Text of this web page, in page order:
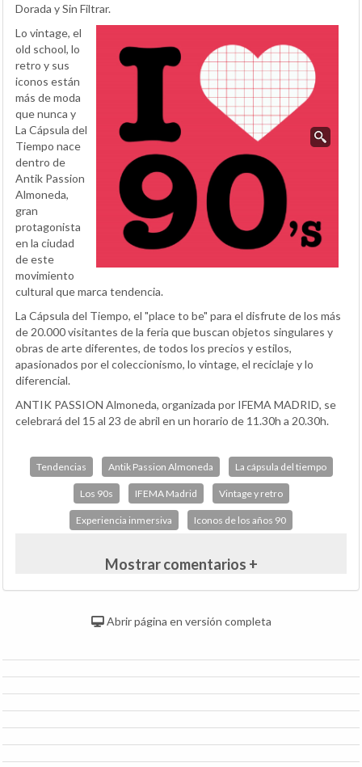
Dorada y Sin Filtrar.
Lo vintage, el
old school, lo
retro y sus
iconos están
más de moda
que nunca y
La Cápsula del
Tiempo nace
dentro de
Antik Passion
Almoneda,
gran
protagonista
en la ciudad
de este
movimiento
cultural que marca tendencia.
La Cápsula del Tiempo, el "place to be" para el disfrute de los más
de 20.000 visitantes de la feria que buscan objetos singulares y
obras de arte diferentes, de todos los precios y estilos,
apasionados por el coleccionismo, lo vintage, el reciclaje y lo
diferencial.
ANTIK PASSION Almoneda, organizada por IFEMA MADRID, se
celebrará del 15 al 23 de abril en un horario de 11.30h a 20.30h.
Tendencias Antik Passion Almoneda La cápsula del tiempo
Los 90s IFEMA Madrid Vintage y retro
Experiencia inmersiva Iconos de los años 90
Mostrar comentarios +
Abrir página en versión completa